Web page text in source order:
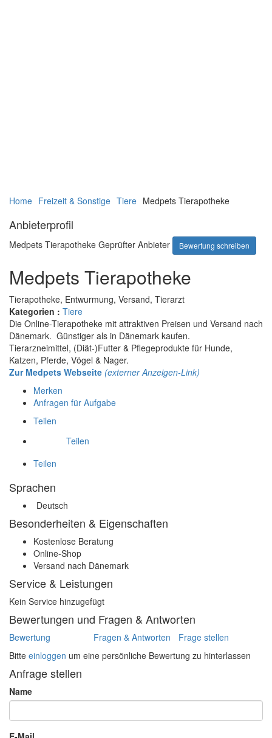
Navigation
Navigation
Home Freizeit & Sonstige Tiere Medpets Tierapotheke
Anbieterprofil
Medpets Tierapotheke Geprüfter Anbieter Bewertung schreiben
Medpets Tierapotheke
Tierapotheke, Entwurmung, Versand, Tierarzt
Kategorien : Tiere
Die Online-Tierapotheke mit attraktiven Preisen und Versand nach
Dänemark. Günstiger als in Dänemark kaufen.
Tierarzneimittel, (Diät-)Futter & Pflegeprodukte für Hunde,
Katzen, Pferde, Vögel & Nager.
Zur Medpets Webseite (externer Anzeigen-Link)
Merken
Anfragen für Aufgabe
Teilen
Teilen
Teilen
Sprachen
Deutsch
Besonderheiten & Eigenschaften
Kostenlose Beratung
Online-Shop
Versand nach Dänemark
Service & Leistungen
Kein Service hinzugefügt
Bewertungen und Fragen & Antworten
Bewertung Fragen & Antworten
Frage stellen
Bitte einloggen um eine persönliche Bewertung zu hinterlassen
Anfrage stellen
Name